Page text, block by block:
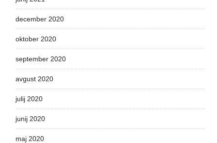
december 2020
oktober 2020
september 2020
avgust 2020
julij 2020
junij 2020
maj 2020